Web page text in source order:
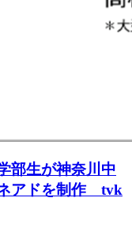
部⽣が神奈川中
アドを制作 tvk